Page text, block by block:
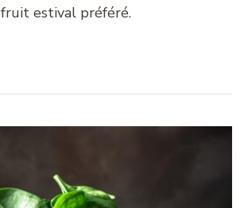
fruit estival préféré.